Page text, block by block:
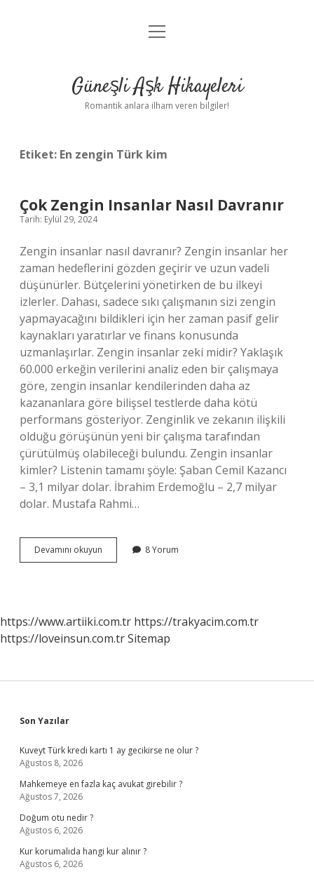
Anasayfa
Yasal Uyarı
menüyü
Güneşli Aşk Hikayeleri
Romantik anlara ilham veren bilgiler!
Etiket: En zengin Türk kim
Çok Zengin Insanlar Nasıl Davranır
Tarih: Eylül 29, 2024
Zengin insanlar nasıl davranır? Zengin insanlar her
zaman hedeflerini gözden geçirir ve uzun vadeli
düşünürler. Bütçelerini yönetirken de bu ilkeyi
izlerler. Dahası, sadece sıkı çalışmanın sizi zengin
yapmayacağını bildikleri için her zaman pasif gelir
kaynakları yaratırlar ve finans konusunda
uzmanlaşırlar. Zengin insanlar zeki midir? Yaklaşık
60.000 erkeğin verilerini analiz eden bir çalışmaya
göre, zengin insanlar kendilerinden daha az
kazananlara göre bilişsel testlerde daha kötü
performans gösteriyor. Zenginlik ve zekanın ilişkili
olduğu görüşünün yeni bir çalışma tarafından
çürütülmüş olabileceği bulundu. Zengin insanlar
kimler? Listenin tamamı şöyle: Şaban Cemil Kazancı
– 3,1 milyar dolar. İbrahim Erdemoğlu – 2,7 milyar
dolar. Mustafa Rahmi…
Devamını okuyun
Zengin
8 Yorum
https://www.artiiki.com.tr https://trakyacim.com.tr
https://loveinsun.com.trSitemap
Sidebar
Son Yazılar
Kuveyt Türk kredi kartı 1 ay gecikirse ne olur ?
Ağustos 8, 2026
Mahkemeye en fazla kaç avukat girebilir ?
Ağustos 7, 2026
Doğum otu nedir ?
Ağustos 6, 2026
Kur korumalıda hangi kur alınır ?
Ağustos 6, 2026